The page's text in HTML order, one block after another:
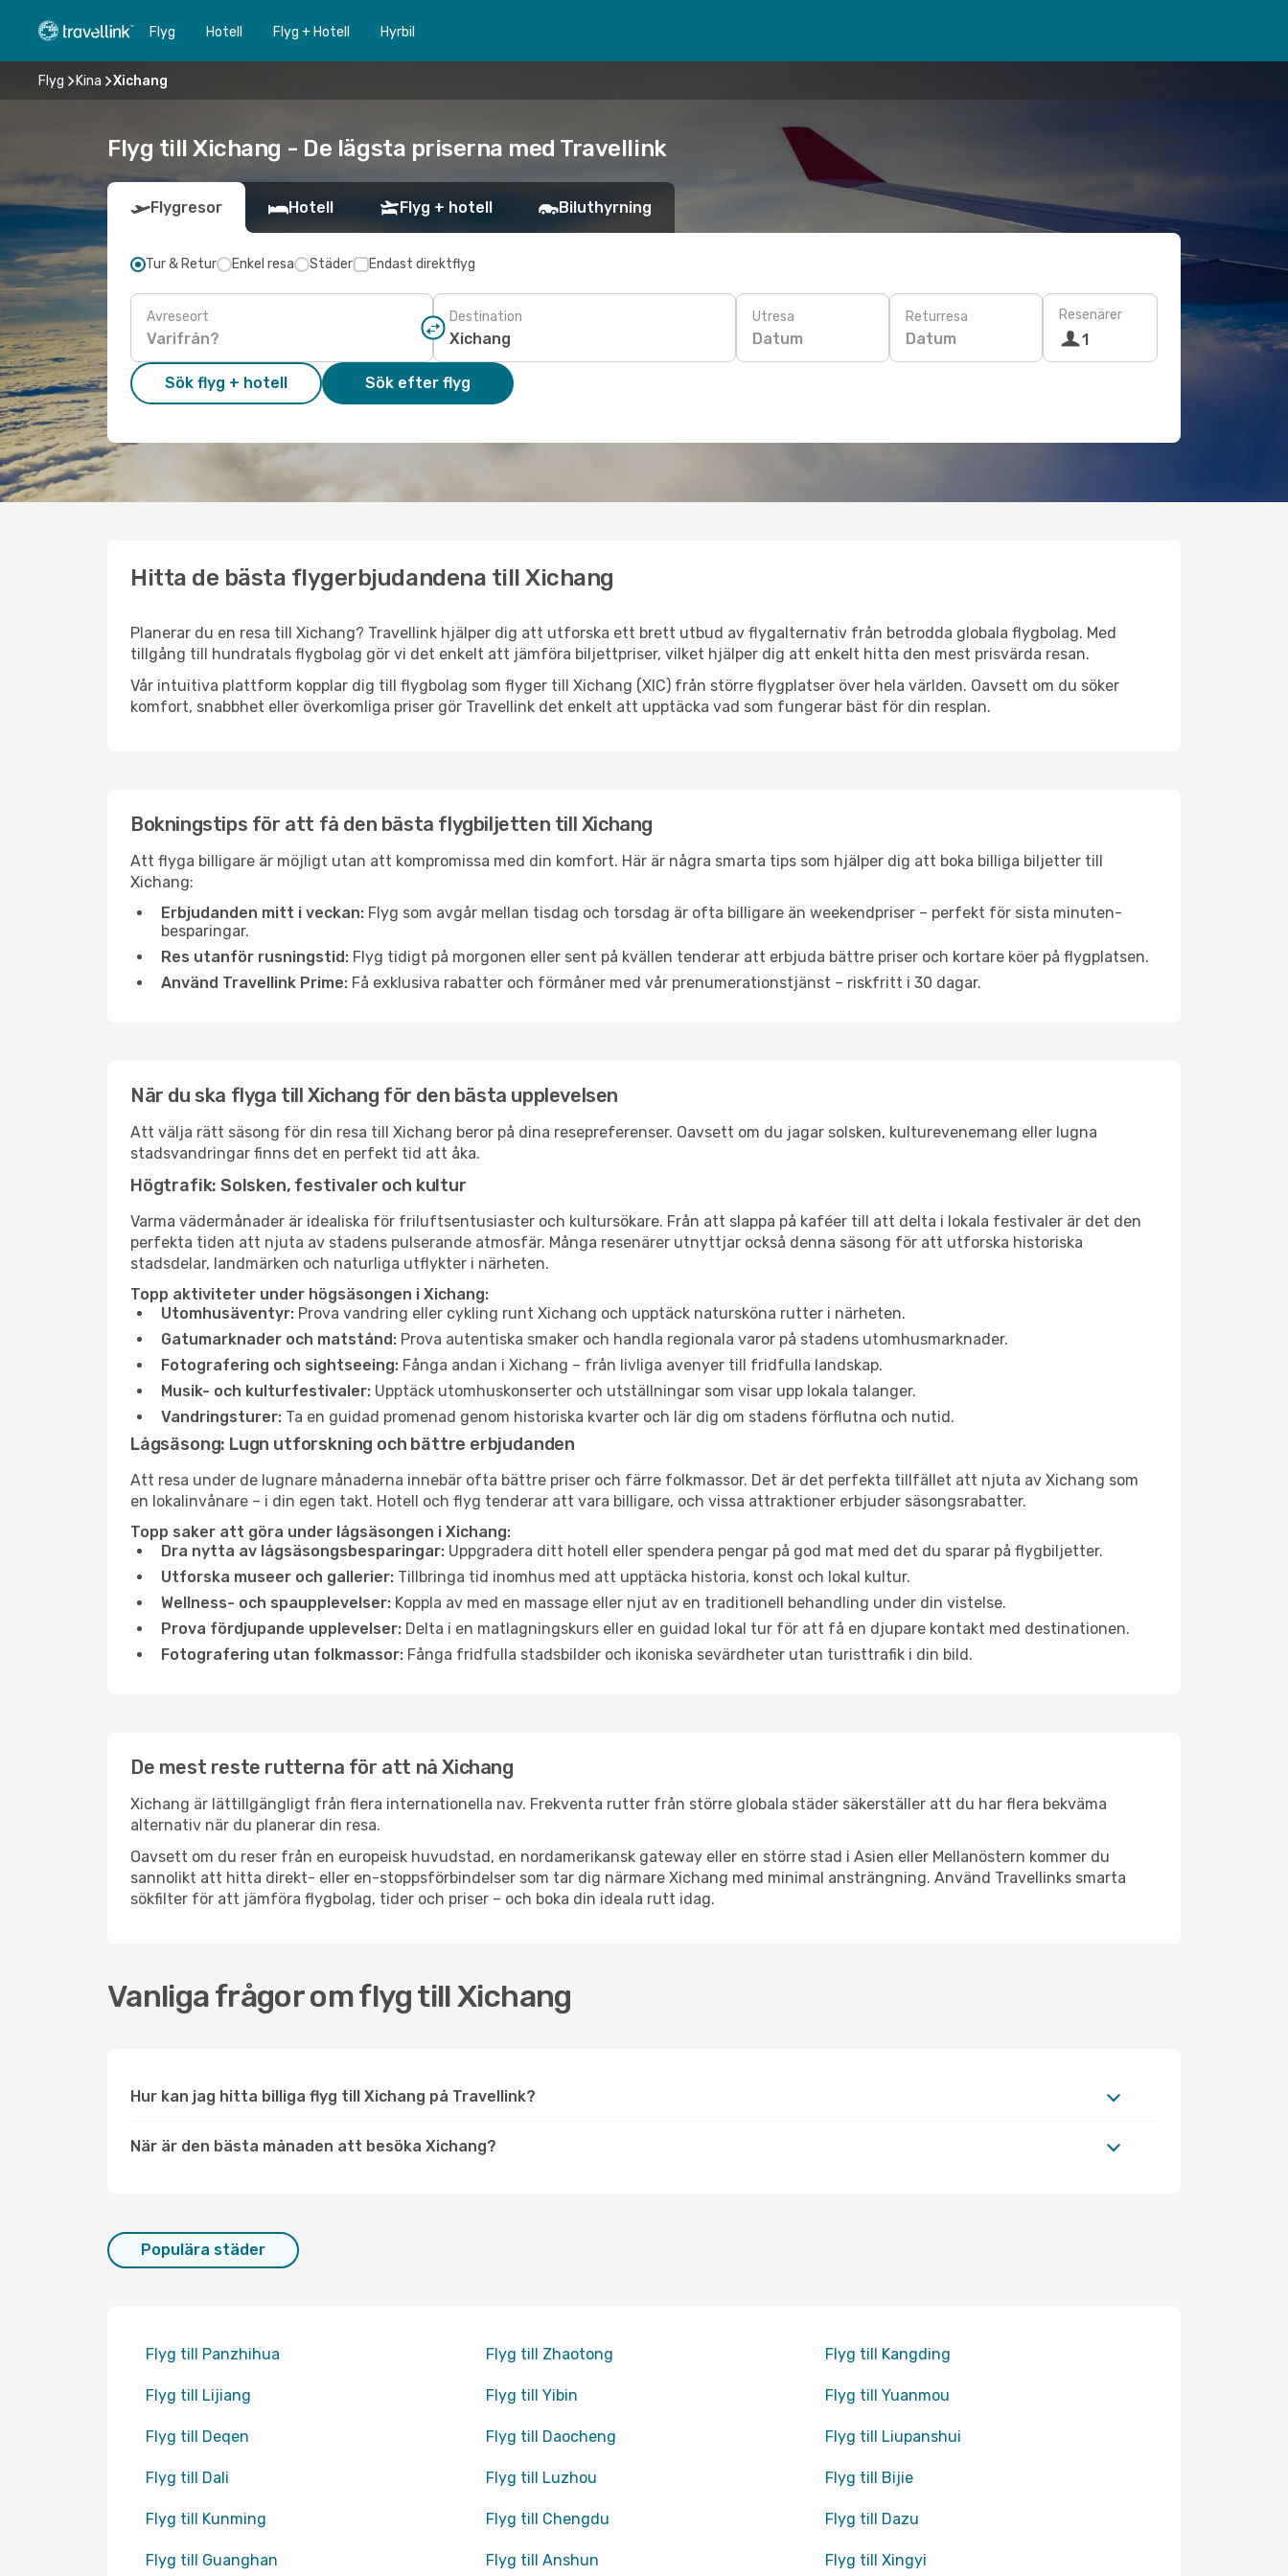
Flyg Hotell Flyg + Hotell Hyrbil
Flyg Kina Xichang
Flyg till Xichang - De lägsta priserna med Travellink
Flygresor Hotell Flyg + hotell Biluthyrning
Tur & Retur Enkel resa Städer Endast direktflyg
Avreseort Destination Utresa
Datum
Returresa
Datum
Resenärer
1
Sök flyg + hotell Sök efter flyg
Hitta de bästa flygerbjudandena till Xichang
Planerar du en resa till Xichang? Travellink hjälper dig att utforska ett brett utbud av flygalternativ från betrodda globala flygbolag. Med
tillgång till hundratals flygbolag gör vi det enkelt att jämföra biljettpriser, vilket hjälper dig att enkelt hitta den mest prisvärda resan.
Vår intuitiva plattform kopplar dig till flygbolag som flyger till Xichang (XIC) från större flygplatser över hela världen. Oavsett om du söker
komfort, snabbhet eller överkomliga priser gör Travellink det enkelt att upptäcka vad som fungerar bäst för din resplan.
Bokningstips för att få den bästa flygbiljetten till Xichang
Att flyga billigare är möjligt utan att kompromissa med din komfort. Här är några smarta tips som hjälper dig att boka billiga biljetter till
Xichang:
Erbjudanden mitt i veckan: Flyg som avgår mellan tisdag och torsdag är ofta billigare än weekendpriser – perfekt för sista minuten-
besparingar.
Res utanför rusningstid: Flyg tidigt på morgonen eller sent på kvällen tenderar att erbjuda bättre priser och kortare köer på flygplatsen.
Använd Travellink Prime: Få exklusiva rabatter och förmåner med vår prenumerationstjänst – riskfritt i 30 dagar.
När du ska flyga till Xichang för den bästa upplevelsen
Att välja rätt säsong för din resa till Xichang beror på dina resepreferenser. Oavsett om du jagar solsken, kulturevenemang eller lugna
stadsvandringar finns det en perfekt tid att åka.
Högtrafik: Solsken, festivaler och kultur
Varma vädermånader är idealiska för friluftsentusiaster och kultursökare. Från att slappa på kaféer till att delta i lokala festivaler är det den
perfekta tiden att njuta av stadens pulserande atmosfär. Många resenärer utnyttjar också denna säsong för att utforska historiska
stadsdelar, landmärken och naturliga utflykter i närheten.
Topp aktiviteter under högsäsongen i Xichang:
Utomhusäventyr: Prova vandring eller cykling runt Xichang och upptäck natursköna rutter i närheten.
Gatumarknader och matstånd: Prova autentiska smaker och handla regionala varor på stadens utomhusmarknader.
Fotografering och sightseeing: Fånga andan i Xichang – från livliga avenyer till fridfulla landskap.
Musik- och kulturfestivaler: Upptäck utomhuskonserter och utställningar som visar upp lokala talanger.
Vandringsturer: Ta en guidad promenad genom historiska kvarter och lär dig om stadens förflutna och nutid.
Lågsäsong: Lugn utforskning och bättre erbjudanden
Att resa under de lugnare månaderna innebär ofta bättre priser och färre folkmassor. Det är det perfekta tillfället att njuta av Xichang som
en lokalinvånare – i din egen takt. Hotell och flyg tenderar att vara billigare, och vissa attraktioner erbjuder säsongsrabatter.
Topp saker att göra under lågsäsongen i Xichang:
Dra nytta av lågsäsongsbesparingar: Uppgradera ditt hotell eller spendera pengar på god mat med det du sparar på flygbiljetter.
Utforska museer och gallerier: Tillbringa tid inomhus med att upptäcka historia, konst och lokal kultur.
Wellness- och spaupplevelser: Koppla av med en massage eller njut av en traditionell behandling under din vistelse.
Prova fördjupande upplevelser: Delta i en matlagningskurs eller en guidad lokal tur för att få en djupare kontakt med destinationen.
Fotografering utan folkmassor: Fånga fridfulla stadsbilder och ikoniska sevärdheter utan turisttrafik i din bild.
De mest reste rutterna för att nå Xichang
Xichang är lättillgängligt från flera internationella nav. Frekventa rutter från större globala städer säkerställer att du har flera bekväma
alternativ när du planerar din resa.
Oavsett om du reser från en europeisk huvudstad, en nordamerikansk gateway eller en större stad i Asien eller Mellanöstern kommer du
sannolikt att hitta direkt- eller en-stoppsförbindelser som tar dig närmare Xichang med minimal ansträngning. Använd Travellinks smarta
sökfilter för att jämföra flygbolag, tider och priser – och boka din ideala rutt idag.
Vanliga frågor om flyg till Xichang
Hur kan jag hitta billiga flyg till Xichang på Travellink?
När är den bästa månaden att besöka Xichang?
Populära städer
Flyg till Panzhihua Flyg till Zhaotong Flyg till Kangding
Flyg till Lijiang Flyg till Yibin Flyg till Yuanmou
Flyg till Deqen Flyg till Daocheng Flyg till Liupanshui
Flyg till Dali Flyg till Luzhou Flyg till Bijie
Flyg till Kunming Flyg till Chengdu Flyg till Dazu
Flyg till Guanghan Flyg till Anshun Flyg till Xingyi